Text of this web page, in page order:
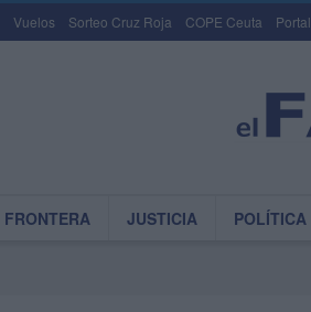
Vuelos Sorteo Cruz Roja COPE Ceuta
FRONTERA JUSTICIA POLÍTICA